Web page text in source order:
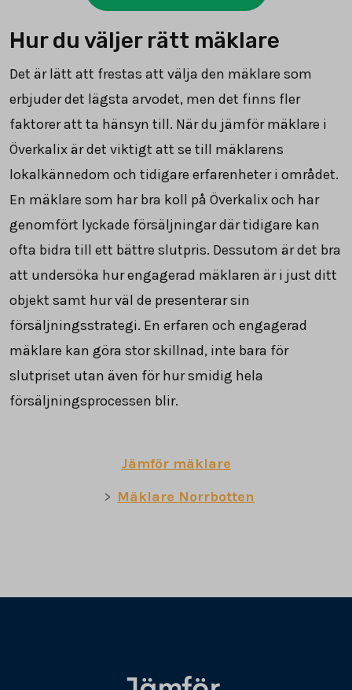
Hur du väljer rätt mäklare
Det är lätt att frestas att välja den mäklare som
erbjuder det lägsta arvodet, men det finns fler
faktorer att ta hänsyn till. När du jämför mäklare i
Överkalix är det viktigt att se till mäklarens
lokalkännedom och tidigare erfarenheter i området.
En mäklare som har bra koll på Överkalix och har
genomfört lyckade försäljningar där tidigare kan
ofta bidra till ett bättre slutpris. Dessutom är det bra
att undersöka hur engagerad mäklaren är i just ditt
objekt samt hur väl de presenterar sin
försäljningsstrategi. En erfaren och engagerad
mäklare kan göra stor skillnad, inte bara för
slutpriset utan även för hur smidig hela
försäljningsprocessen blir.
Jämför mäklare
Mäklare Norrbotten